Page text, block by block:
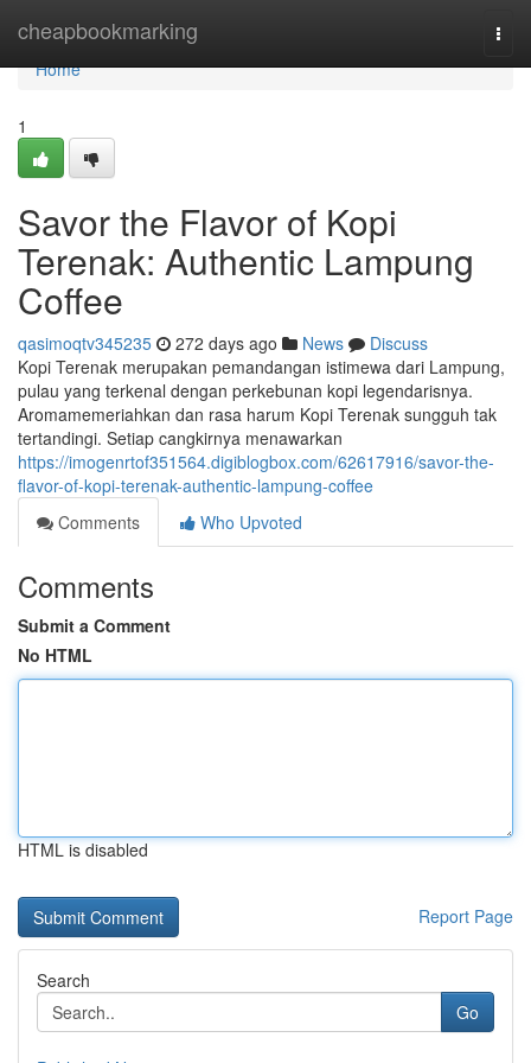
cheapbookmarking
Home
Home
1
Savor the Flavor of Kopi
Terenak: Authentic Lampung
Coffee
qasimoqtv345235 272 days ago News
Discuss
Kopi Terenak merupakan pemandangan istimewa dari Lampung,
pulau yang terkenal dengan perkebunan kopi legendarisnya.
Aromamemeriahkan dan rasa harum Kopi Terenak sungguh tak
tertandingi. Setiap cangkirnya menawarkan
https://imogenrtof351564.digiblogbox.com/62617916/savor-the-
flavor-of-kopi-terenak-authentic-lampung-coffee
Comments
Who Upvoted
Comments
Submit a Comment
No HTML
HTML is disabled
Report Page
Search
Go